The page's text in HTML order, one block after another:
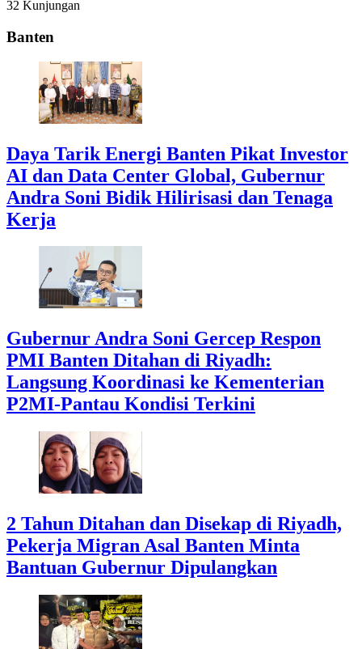
32 Kunjungan
Banten
Daya Tarik Energi Banten Pikat Investor
AI dan Data Center Global, Gubernur
Andra Soni Bidik Hilirisasi dan Tenaga
Kerja
Gubernur Andra Soni Gercep Respon
PMI Banten Ditahan di Riyadh:
Langsung Koordinasi ke Kementerian
P2MI-Pantau Kondisi Terkini
2 Tahun Ditahan dan Disekap di Riyadh,
Pekerja Migran Asal Banten Minta
Bantuan Gubernur Dipulangkan